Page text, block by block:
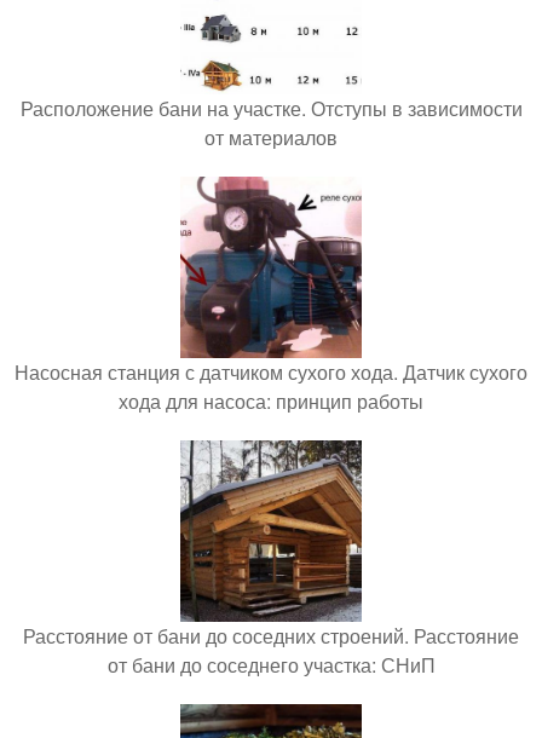
Расположение бани на участке. Отступы в зависимости
от материалов
Насосная станция с датчиком сухого хода. Датчик сухого
хода для насоса: принцип работы
Расстояние от бани до соседних строений. Расстояние
от бани до соседнего участка: СНиП